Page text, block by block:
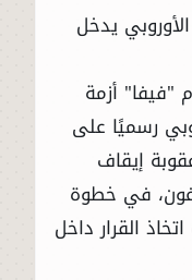
يدخل
"فيفا" أزمة
رسميًا على
إيقاف
في خطوة
القرار داخل